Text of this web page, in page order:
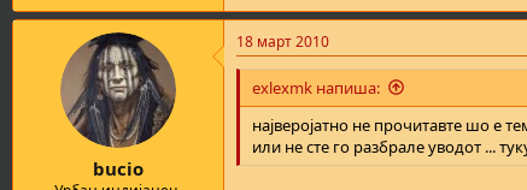
bucio
18 март 2010
exlexmk напиша:
најверојатно не прочитавте шо е
или не сте го разбрале уводот ...